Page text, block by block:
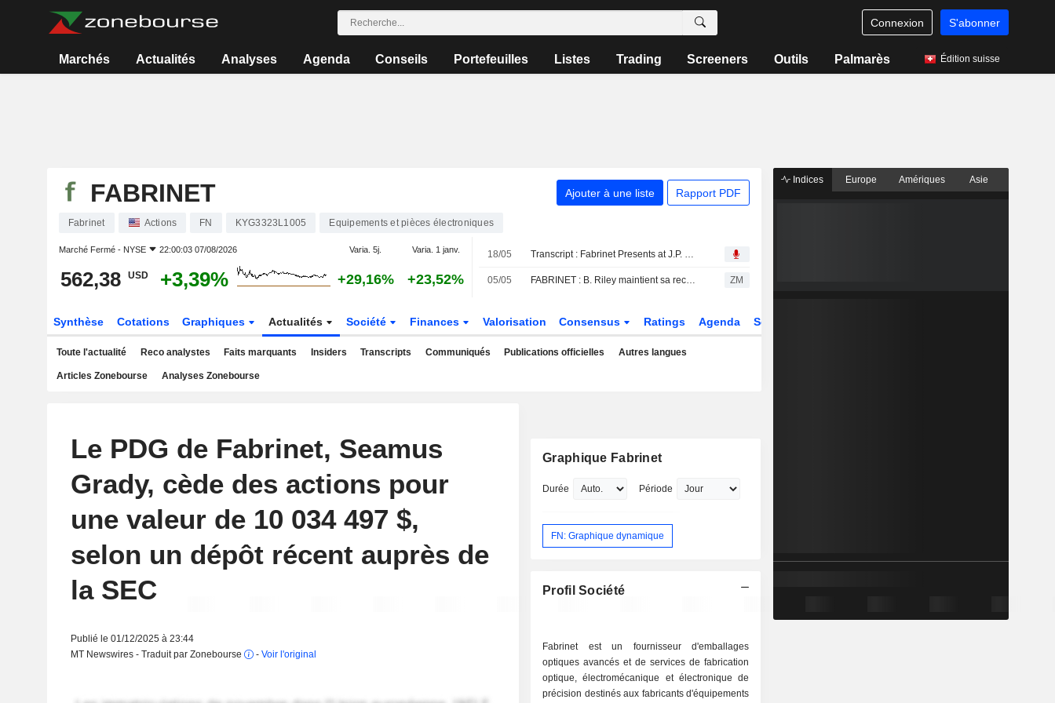
Connexion S'abonner
Marchés Actualités Analyses Agenda Conseils Portefeuilles Listes Trading Screeners Outils Palmarès Édition suisse
FABRINET Ajouter à une liste Rapport PDF
Fabrinet Actions FN KYG3323L1005 Equipements et pièces électroniques
Marché Fermé - NYSE 22:00:03 07/08/2026 Varia. 5j. Varia. 1 janv.
562,38 USD +3,39% +29,16% +23,52%
18/05 Transcript : Fabrinet Presents at J.P. Morgan 54th Annual Global Technology, Media and Communications Conference, May-18-2026 11:05 AM
05/05 FABRINET : B. Riley maintient sa recommandation neutre ZM
Synthèse Cotations Graphiques Actualités Société Finances Valorisation Consensus Ratings Agenda Secteur
Toute l'actualité Reco analystes Faits marquants Insiders Transcripts Communiqués Publications officielles Autres langues
Articles Zonebourse Analyses Zonebourse
Le PDG de Fabrinet, Seamus
Grady, cède des actions pour
une valeur de 10 034 497 $,
selon un dépôt récent auprès de
la SEC
Publié le 01/12/2025 à 23:44
MT Newswires - Traduit par Zonebourse
- Voir l'original
Graphique Fabrinet
Durée Période
FN: Graphique dynamique
Profil Société
Fabrinet est un fournisseur d'emballages
optiques avancés et de services de fabrication
optique, électromécanique et électronique de
précision destinés aux fabricants d'équipements
Indices Europe Amériques Asie